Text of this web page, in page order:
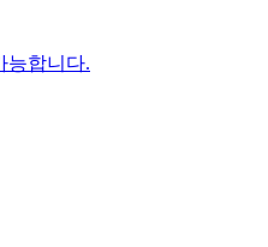
능합니다.